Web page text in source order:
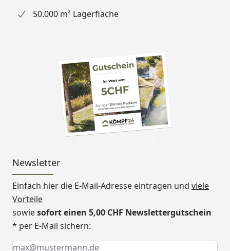
50.000 m² Lagerfläche
Newsletter
Einfach hier die E-Mail-Adresse eintragen und viele
Vorteile
sowiesofort einen 5,00 CHF Newslettergutschein
* per E-Mail sichern:
Keine Eingabe erforderlich
Eingabe erforderlich
E-Mail *